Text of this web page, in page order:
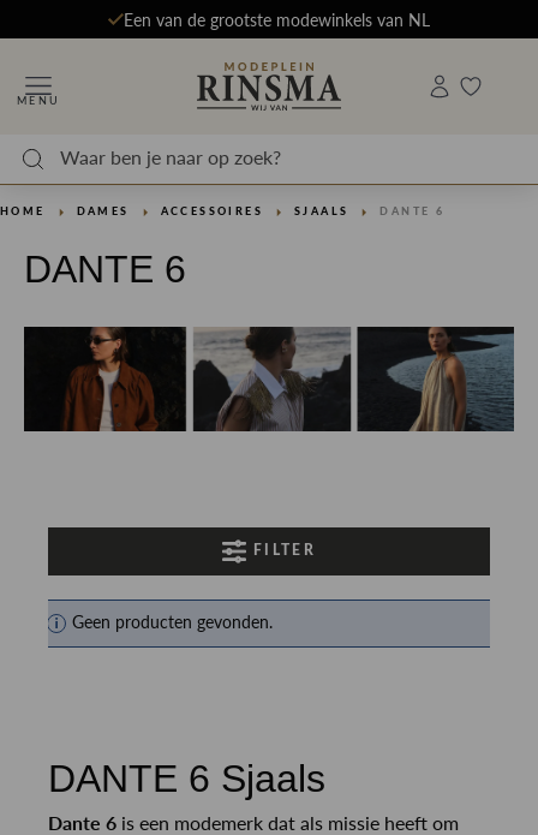
Een van de grootste modewinkels van NL
MENU
HOME DAMES ACCESSOIRES SJAALS DANTE 6
DANTE 6
FILTER
Geen producten gevonden.
DANTE 6 Sjaals
Dante 6 is een modemerk dat als missie heeft om